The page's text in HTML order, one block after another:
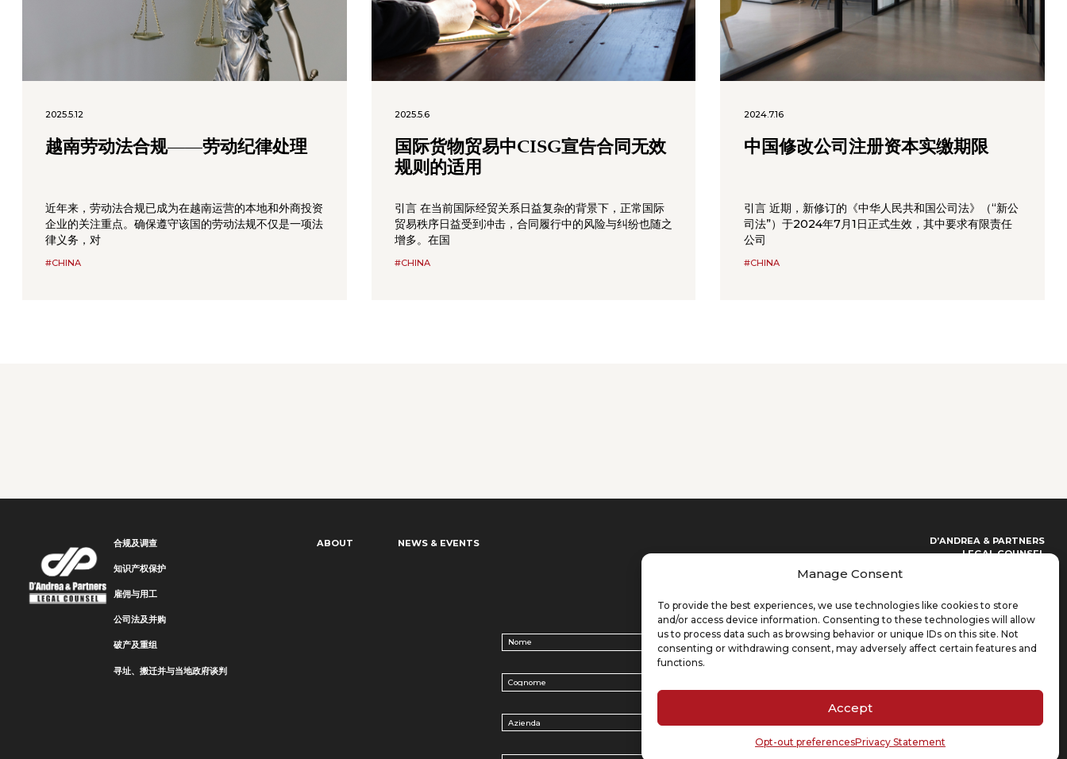
Manage Consent
To provide the best experiences, we use technologies like cookies to store
and/or access device information. Consenting to these technologies will allow
us to process data such as browsing behavior or unique IDs on this site. Not
consenting or withdrawing consent, may adversely affect certain features and
functions.
Accept
Opt-out preferencesPrivacy Statement
2025.5.12
越南劳动法合规——劳动纪律处理
近年来，劳动法合规已成为在越南运营的本地和外商投资
企业的关注重点。确保遵守该国的劳动法规不仅是一项法
律义务，对
#CHINA
2025.5.6
国际货物贸易中CISG宣告合同无效
规则的适用
引言 在当前国际经贸关系日益复杂的背景下，正常国际
贸易秩序日益受到冲击，合同履行中的风险与纠纷也随之
增多。在国
#CHINA
2024.7.16
中国修改公司注册资本实缴期限
引言 近期，新修订的《中华人民共和国公司法》（“新公
司法”）于2024年7月1日正式生效，其中要求有限责任
公司
#CHINA
合规及调查
知识产权保护
雇佣与用工
公司法及并购
破产及重组
寻址、搬迁并与当地政府谈判
ABOUT NEWS & EVENTS
D’ANDREA & PARTNERS
LEGAL COUNSEL
info@dandreapartners.com
CONTACT US - ITALIAN
Nome
Cognome
Azienda
Scegli un argomento(Required)